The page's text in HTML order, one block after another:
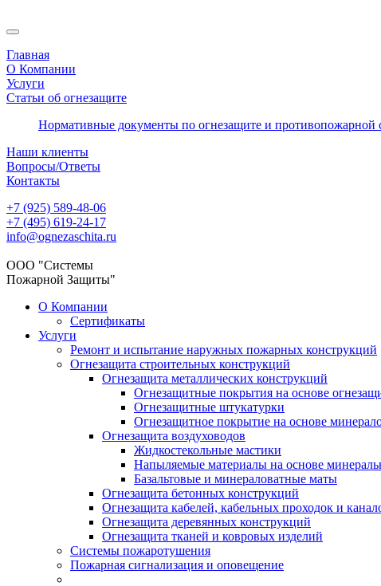
Главная
О Компании
Услуги
Статьи об огнезащите
Нормативные документы по огнезащите и противопожарной
Наши клиенты
Вопросы/Ответы
Контакты
+7 (925) 589-48-06
+7 (495) 619-24-17
info@ognezaschita.ru
ООО "Системы
Пожарной Защиты"
О Компании
Сертификаты
Услуги
Ремонт и испытание наружных пожарных конструкций
Огнезащита строительных конструкций
Огнезащита металлических конструкций
Огнезащитные покрытия на основе
Огнезащитные штукатурки
Огнезащитное покрытие на основе
Огнезащита воздуховодов
Жидкостекольные мастики
Напыляемые материалы на основе
Базальтовые и минераловатные маты
Огнезащита бетонных конструкций
Огнезащита кабелей, кабельных проходок и
Огнезащита деревянных конструкций
Огнезащита тканей и ковровых изделий
Системы пожаротушения
Пожарная сигнализация и оповещение